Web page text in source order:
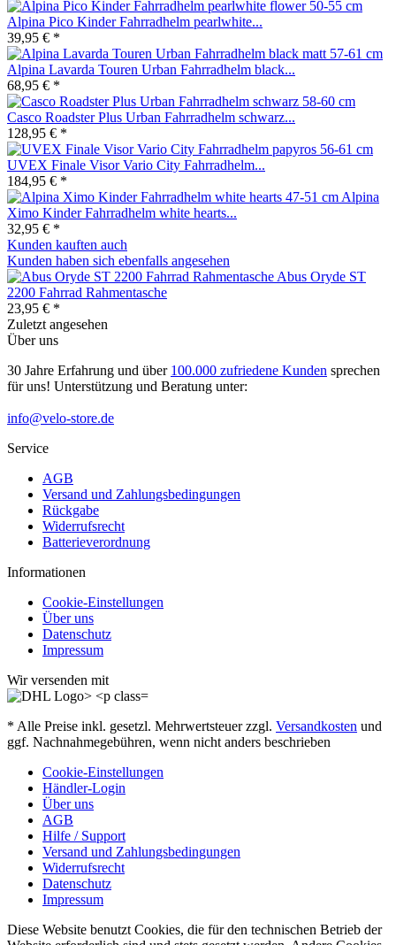
Alpina Pico Kinder Fahrradhelm pearlwhite...
39,95 € *
Alpina Lavarda Touren Urban Fahrradhelm black...
68,95 € *
Casco Roadster Plus Urban Fahrradhelm schwarz...
128,95 € *
UVEX Finale Visor Vario City Fahrradhelm...
184,95 € *
Alpina
Ximo Kinder Fahrradhelm white hearts...
32,95 € *
Kunden kauften auch
Kunden haben sich ebenfalls angesehen
Abus Oryde ST
2200 Fahrrad Rahmentasche
23,95 € *
Zuletzt angesehen
Über uns
30 Jahre Erfahrung und über 100.000 zufriedene Kunden sprechen
für uns! Unterstützung und Beratung unter:
info@velo-store.de
Service
AGB
Versand und Zahlungsbedingungen
Rückgabe
Widerrufsrecht
Batterieverordnung
Informationen
Cookie-Einstellungen
Über uns
Datenschutz
Impressum
Wir versenden mit
* Alle Preise inkl. gesetzl. Mehrwertsteuer zzgl. Versandkosten und
ggf. Nachnahmegebühren, wenn nicht anders beschrieben
Cookie-Einstellungen
Händler-Login
Über uns
AGB
Hilfe / Support
Versand und Zahlungsbedingungen
Widerrufsrecht
Datenschutz
Impressum
Diese Website benutzt Cookies, die für den technischen Betrieb der